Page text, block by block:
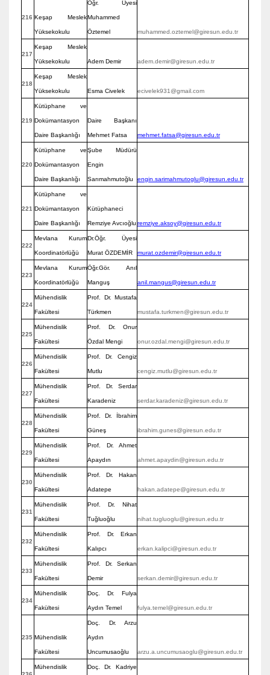
216 Keşap Meslek
Yüksekokulu
Öğr. Üyesi
Muhammed
Öztemel muhammed.oztemel@giresun.edu.tr
217
Keşap Meslek
Yüksekokulu Adem Demir adem.demir@giresun.edu.tr
218
Keşap Meslek
Yüksekokulu Esma Civelek ecivelek931@gmail.com
219
Kütüphane ve
Dokümantasyon
Daire Başkanlığı
Daire Başkanı
Mehmet Fatsa mehmet.fatsa@giresun.edu.tr
220
Kütüphane ve
Dokümantasyon
Daire Başkanlığı
Şube Müdürü
Engin
Sarımahmutoğlu engin.sarimahmutoglu@giresun.edu.tr
221
Kütüphane ve
Dokümantasyon
Daire Başkanlığı
Kütüphaneci
Remziye Avcıoğlu remziye.aksoy@giresun.edu.tr
222
Mevlana Kurum
Koordinatörlüğü
Dr.Öğr. Üyesi
Murat ÖZDEMİR murat.ozdemir@giresun.edu.tr
223
Mevlana Kurum
Koordinatörlüğü
Öğr.Gör. Anıl
Manguş anil.mangus@giresun.edu.tr
224
Mühendislik
Fakültesi
Prof. Dr. Mustafa
Türkmen mustafa.turkmen@giresun.edu.tr
225
Mühendislik
Fakültesi
Prof. Dr. Onur
Özdal Mengi onur.ozdal.mengi@giresun.edu.tr
226
Mühendislik
Fakültesi
Prof. Dr. Cengiz
Mutlu cengiz.mutlu@giresun.edu.tr
227
Mühendislik
Fakültesi
Prof. Dr. Serdar
Karadeniz serdar.karadeniz@giresun.edu.tr
228
Mühendislik
Fakültesi
Prof. Dr. İbrahim
Güneş ibrahim.gunes@giresun.edu.tr
229
Mühendislik
Fakültesi
Prof. Dr. Ahmet
Apaydın ahmet.apaydin@giresun.edu.tr
230
Mühendislik
Fakültesi
Prof. Dr. Hakan
Adatepe hakan.adatepe@giresun.edu.tr
231
Mühendislik
Fakültesi
Prof. Dr. Nihat
Tuğluoğlu nihat.tugluoglu@giresun.edu.tr
232
Mühendislik
Fakültesi
Prof. Dr. Erkan
Kalıpcı erkan.kalipci@giresun.edu.tr
233
Mühendislik
Fakültesi
Prof. Dr. Serkan
Demir serkan.demir@giresun.edu.tr
234
Mühendislik
Fakültesi
Doç. Dr. Fulya
Aydın Temel fulya.temel@giresun.edu.tr
235 Mühendislik
Fakültesi
Doç. Dr. Arzu
Aydın
Uncumusaoğlu arzu.a.uncumusaoglu@giresun.edu.tr
Mühendislik Doç. Dr. Kadriye